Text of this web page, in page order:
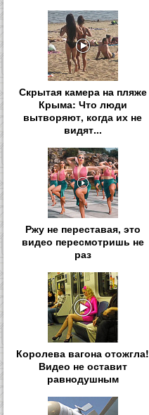
Скрытая камера на пляже
Крыма: Что люди
вытворяют, когда их не
видят...
Ржу не переставая, это
видео пересмотришь не
раз
Королева вагона отожгла!
Видео не оставит
равнодушным